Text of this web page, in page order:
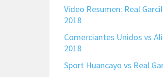
Video Resumen: Real
2018
Comerciantes Unidos vs
2018
Sport Huancayo vs Real